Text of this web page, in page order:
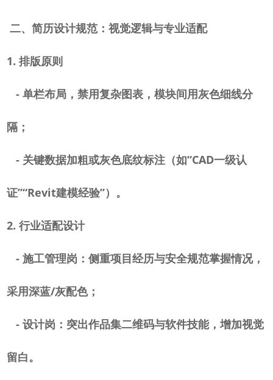
二、简历设计规范：视觉逻辑与专业适配
1.排版原则
-单栏布局，禁用复杂图表，模块间用灰色细线分
隔；
- 关键数据加粗或灰色底纹标注（如“CAD一级认
证”“Revit建模经验”）。
2.行业适配设计
-施工管理岗：侧重项目经历与安全规范掌握情况，
采用深蓝/灰配色；
-设计岗：突出作品集二维码与软件技能，增加视觉
留白。